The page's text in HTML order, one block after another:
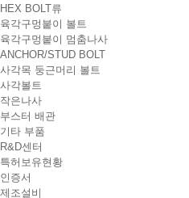
HEX BOLT류
육각구멍붙이 볼트
육각구멍붙이 멈춤나사
ANCHOR/STUD BOLT
사각목 둥근머리 볼트
사각볼트
작은나사
부스터 배관
기타 부품
R&D센터
특허보유현황
인증서
제조설비